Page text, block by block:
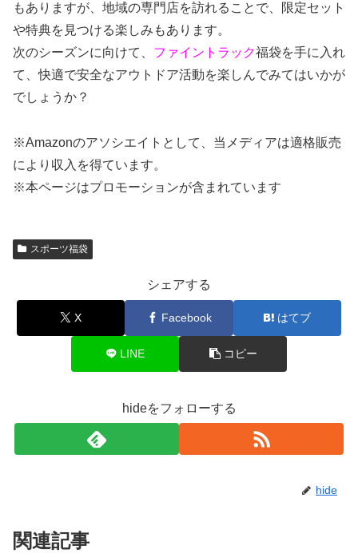
もありますが、地域の専門店を訪れることで、限定セット
や特典を見つける楽しみもあります。
次のシーズンに向けて、 ファイントラック福袋を手に入れ
て、快適で安全なアウトドア活動を楽しんでみてはいかが
でしょうか？
※Amazonのアソシエイトとして、当メディアは適格販売
により収入を得ています。
※本ページはプロモーションが含まれています
スポーツ福袋
シェアする
X Facebook はてブ
LINE コピー
hideをフォローする
hide
関連記事